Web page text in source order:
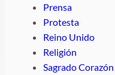
Prensa
Protesta
Reino Unido
Religión
Sagrado Corazón